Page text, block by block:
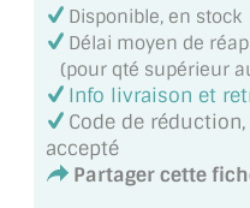
MIROIR ENCADRÉ
MIROIR TV
VERRE SUR MESURE
VERRE EXTRACLAIR
Disponible, en stock
Délai moyen de
(pour qté supérieur
Info livraison et
Code de
accepté
Partager cette